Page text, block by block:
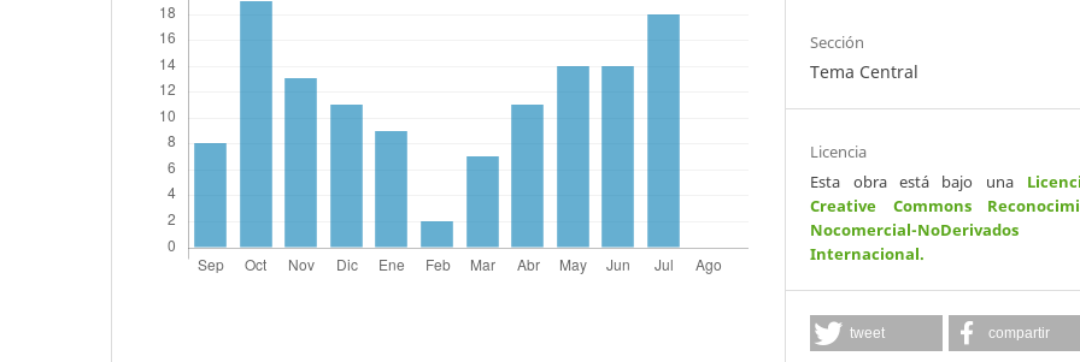
Sección
Tema Central
Licencia
Esta obra está bajo una
Creative Commons
Nocomercial-
Internacional.
tweet compartir